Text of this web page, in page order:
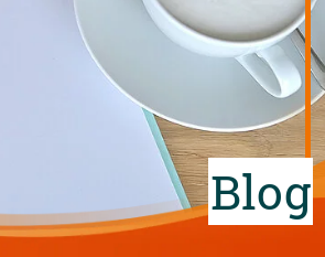
Blog